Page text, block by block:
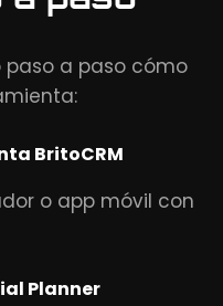
paso a paso cómo
BritoCRM
o app móvil con
Planner